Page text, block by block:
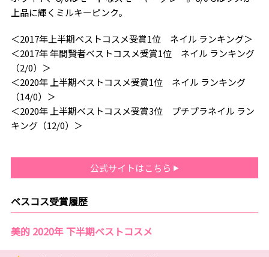
上品に輝くミルキーピンク。
＜2017年上半期ベストコスメ受賞1位 ネイル ランキング＞
＜2017年 年間賢者ベストコスメ受賞1位 ネイル ランキング
（2/0）＞
＜2020年 上半期ベストコスメ受賞1位 ネイル ランキング
（14/0）＞
＜2020年 上半期ベストコスメ受賞3位 プチプラネイル ラン
キング（12/0）＞
公式サイトはこちら
ベスコス受賞履歴
美的 2020年 下半期ベストコスメ